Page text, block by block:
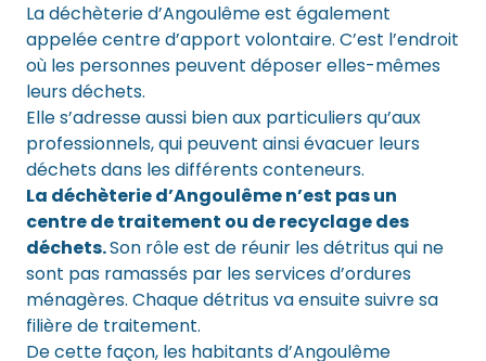
La déchèterie d’Angoulême est également
appelée centre d’apport volontaire. C’est l’endroit
où les personnes peuvent déposer elles-mêmes
leurs déchets.
Elle s’adresse aussi bien aux particuliers qu’aux
professionnels, qui peuvent ainsi évacuer leurs
déchets dans les différents conteneurs.
La déchèterie d’Angoulême n’est pas un
centre de traitement ou de recyclage des
déchets.Son rôle est de réunir les détritus qui ne
sont pas ramassés par les services d’ordures
ménagères. Chaque détritus va ensuite suivre sa
filière de traitement.
De cette façon, les habitants d’Angoulême